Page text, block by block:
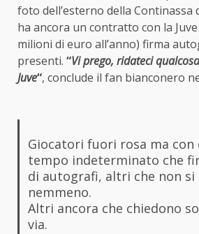
foto dell’esterno della Continassa
ha ancora un contratto con la
milioni di euro all’anno) firma
presenti. “Vi prego, ridateci
Juve“, conclude il fan bianconero
Giocatori fuori rosa ma
tempo indeterminato che
di autografi, altri che non si
nemmeno.
Altri ancora che chiedono
via.